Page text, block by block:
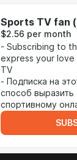
Sports TV fan
$2.56 per month
- Subscribing to
express your
TV
- Подписка на
способ
спортивному